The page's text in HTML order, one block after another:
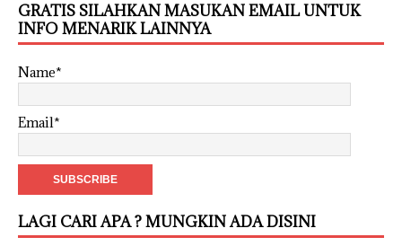
GRATIS SILAHKAN MASUKAN EMAIL UNTUK
INFO MENARIK LAINNYA
Name*
Email*
LAGI CARI APA ? MUNGKIN ADA DISINI